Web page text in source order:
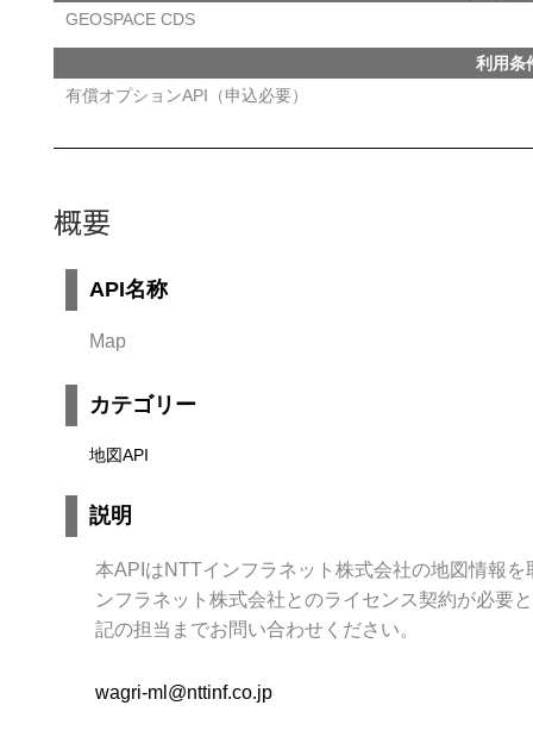
GEOSPACE CDS
利用条
有償オプションAPI（申込必要）
概要
API名称
Map
カテゴリー
地図API
説明
本APIはNTTインフラネット株式会社の地図情報
ンフラネット株式会社とのライセンス契約が必要
記の担当までお問い合わせください。
wagri-ml@nttinf.co.jp